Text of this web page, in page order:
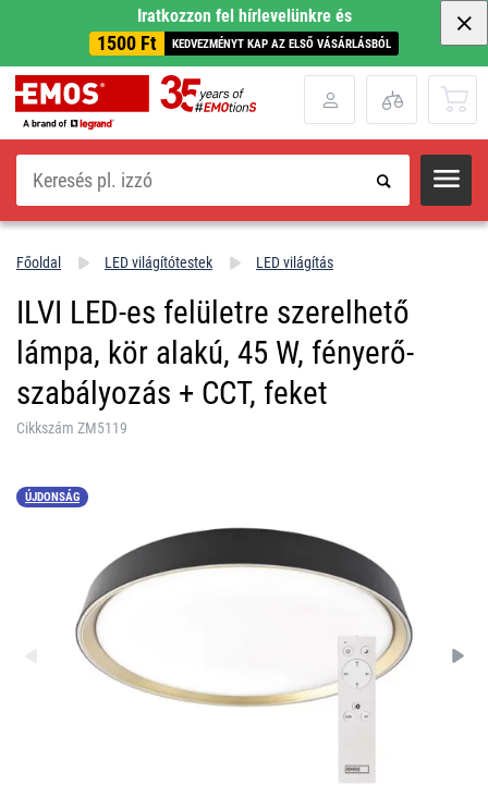
Iratkozzon fel hírlevelünkre és
1500 Ft KEDVEZMÉNYT KAP AZ ELSŐ VÁSÁRLÁSBÓL
Keresés
Főoldal LED világítótestek LED világítás
ILVI LED-es felületre szerelhető
lámpa, kör alakú, 45 W, fényerő-
szabályozás + CCT, feket
Cikkszám ZM5119
ÚJDONSÁG